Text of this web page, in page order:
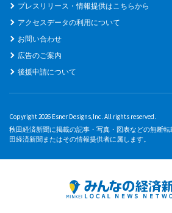
プレスリリース・情報提供はこちらから
アクセスデータの利用について
お問い合わせ
広告のご案内
後援申請について
Copyright 2026 Esner Designs,Inc. All rights reserved.
秋田経済新聞に掲載の記事・写真・図表などの無断
田経済新聞またはその情報提供者に属します。